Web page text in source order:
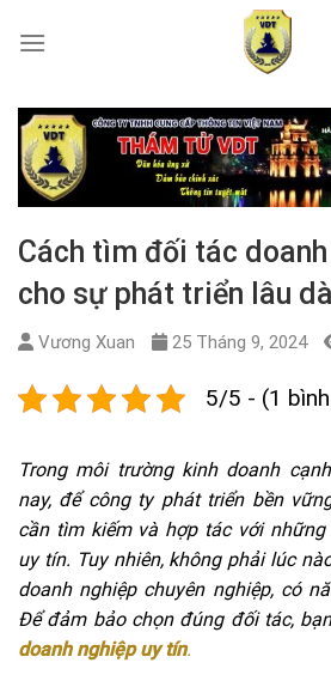
Cách tìm đối tác
cho sự phát triển lâu
Vương Xuan 25 Tháng 9, 2024
5/5 - (1
Trong môi trường kinh doanh
nay, để công ty phát triển bền
cần tìm kiếm và hợp tác với
uy tín. Tuy nhiên, không phải lúc
doanh nghiệp chuyên nghiệp, có
Để đảm bảo chọn đúng đối tác,
doanh nghiệp uy tín.